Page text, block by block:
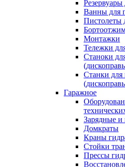
Резервуары
Ванны для
Пистолеты
Монтажки
Тележки
Станоки
Станки для
Гаражное
Зарядные и
Домкраты
Краны
Стойки
Прессы